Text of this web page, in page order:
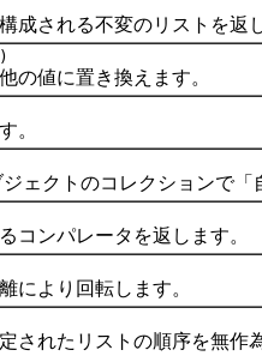
成される不変のリストを返
値に置き換えます。
。
ェクトのコレクションで
ンパレータを返します。
より回転します。
れたリストの順序を無作為